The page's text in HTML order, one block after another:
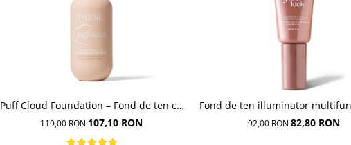
Puff Cloud Foundation – Fond de ten cu
efect natural
119,00 RON107,10 RON
Fond de ten illuminator
Multi-function Illuminating
nuanta 1N LIGHT BEIGE– 30
92,00 RON82,80 RON